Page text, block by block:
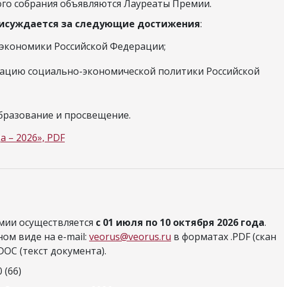
собрания объявляются Лауреаты Премии.
за следующие достижения:
Российской Федерации;
социально-экономической политики Российской
и просвещение.
2026», PDF
осуществляется с 01 июля по 10 октября 2026 года.
виде на e-mail: veorus@veorus.ru в форматах .PDF (скан
(текст документа).
(66)